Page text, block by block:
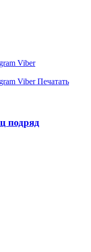
Viber
Viber Печатать
подряд